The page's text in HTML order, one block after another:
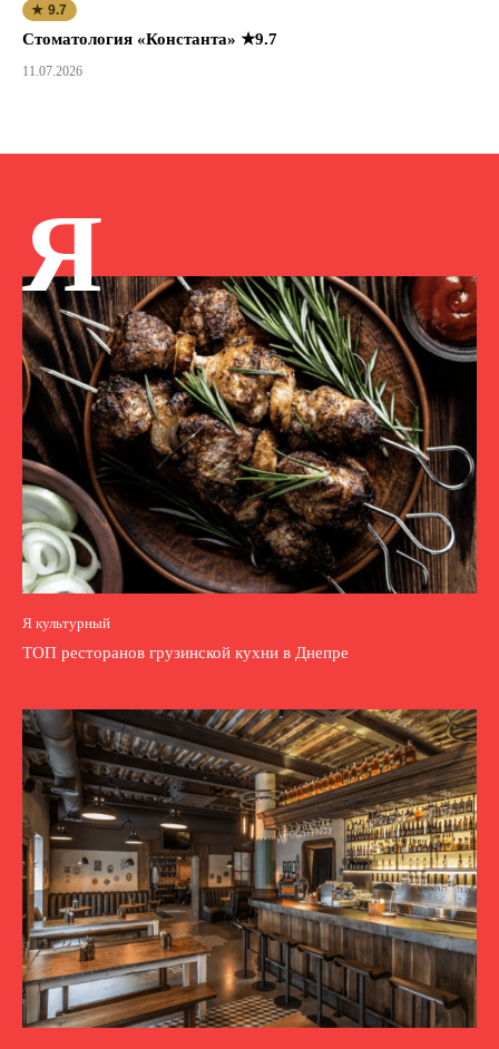
★ 9.7
Стоматология «Константа» ★9.7
11.07.2026
Я
Я культурный
ТОП ресторанов грузинской кухни в Днепре